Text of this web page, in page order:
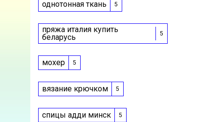
однотонная ткань 5
пряжа италия купить
беларусь
5
мохер 5
вязание крючком 5
спицы адди минск 5